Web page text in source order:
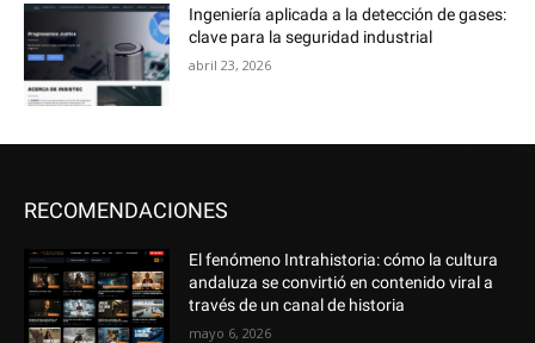
Ingeniería aplicada a la detección de gases:
clave para la seguridad industrial
abril 23, 2026
RECOMENDACIONES
El fenómeno Intrahistoria: cómo la cultura
andaluza se convirtió en contenido viral a
través de un canal de historia
mayo 6, 2026